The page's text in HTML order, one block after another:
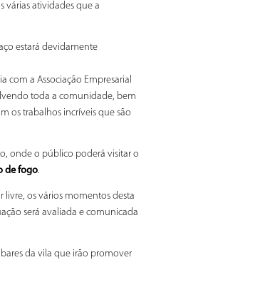
várias atividades que a
estará devidamente
com a Associação Empresarial
toda a comunidade, bem
os trabalhos incríveis que são
onde o público poderá visitar o
de fogo.
livre, os vários momentos desta
será avaliada e comunicada
da vila que irão promover